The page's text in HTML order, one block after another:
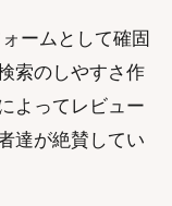
ームとして確固
索のしやすさ作
よってレビュー
達が絶賛してい